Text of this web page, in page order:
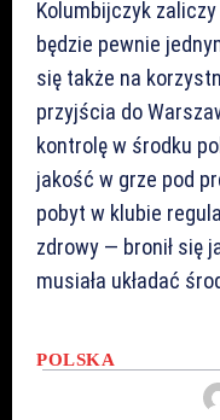
Kolumbijczyk
będzie pewnie
się także na
przyjścia do
kontrolę w środku
jakość w grze pod
pobyt w klubie
zdrowy — bronił się
musiała układać
POLSKA